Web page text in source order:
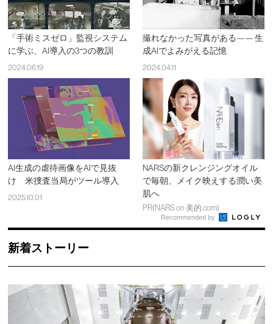
「手術ミスゼロ」監視システム
に学ぶ、AI導入の3つの教訓
2024.06.19
撮れなかった写真がある—— 生
成AIでよみがえる記憶
2024.04.11
AI生成の虐待画像をAIで見抜
け 米捜査当局がツール導入
2025.10.01
NARSの新クレンジングオイル
で毎朝、メイク映えする潤い美
肌へ
PR(NARS on 美的.com)
Recommended by
新着ストーリー